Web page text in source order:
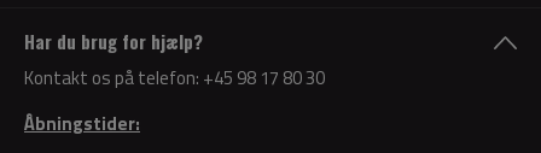
Har du brug for hjælp?
Kontakt os på telefon: +45 98 17 80 30
Åbningstider: